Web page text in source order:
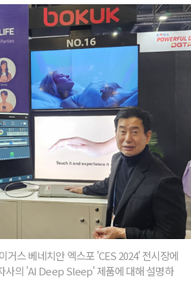
거스 베네치안 엑스포 'CES 2024' 전시장에
사의 'AI Deep Sleep' 제품에 대해 설명하